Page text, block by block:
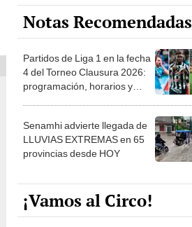
Notas Recomendadas
Partidos de Liga 1 en la fecha
4 del Torneo Clausura 2026:
programación, horarios y
Senamhi advierte llegada de
LLUVIAS EXTREMAS en 65
provincias desde HOY
¡Vamos al Circo!